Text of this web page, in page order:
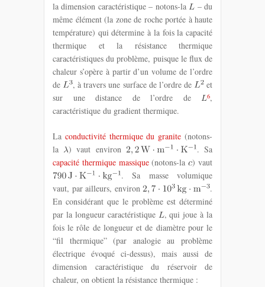
la dimension caractéristique – notons-la
– du
même élément (la zone de roche portée à haute
température) qui détermine à la fois la capacité
thermique et la résistance thermique
caractéristiques du problème, puisque le flux de
chaleur s’opère à partir d’un volume de l’ordre
de
, à travers une surface de l’ordre de
et
sur une distance de l’ordre de
6,
caractéristique du gradient thermique.
La conductivité thermique du granite (notons-
la
) vaut environ
. Sa
capacité thermique massique(notons-la ) vaut
. Sa masse volumique
vaut, par ailleurs, environ
.
En considérant que le problème est déterminé
par la longueur caractéristique
, qui joue à la
fois le rôle de longueur et de diamètre pour le
“fil thermique” (par analogie au problème
électrique évoqué ci-dessus), mais aussi de
dimension caractéristique du réservoir de
chaleur, on obtient la résistance thermique :